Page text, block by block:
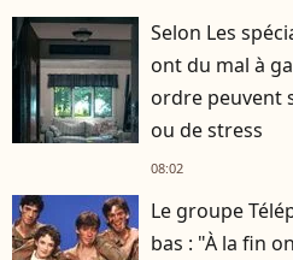
Selon Les
ont du mal à
ordre peuvent
ou de stress
08:02
Le groupe
bas : "À la fin